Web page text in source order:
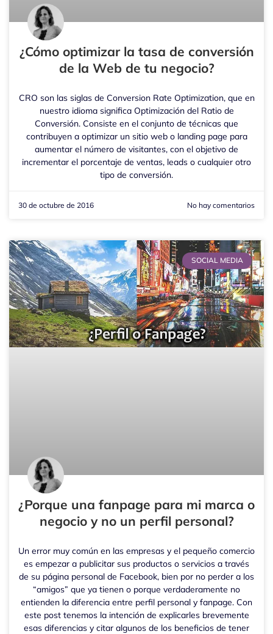
¿Cómo optimizar la tasa de conversión
de la Web de tu negocio?
CRO son las siglas de Conversion Rate Optimization, que en
nuestro idioma significa Optimización del Ratio de
Conversión. Consiste en el conjunto de técnicas que
contribuyen a optimizar un sitio web o landing page para
aumentar el número de visitantes, con el objetivo de
incrementar el porcentaje de ventas, leads o cualquier otro
tipo de conversión.
30 de octubre de 2016 No hay comentarios
SOCIAL MEDIA
¿Porque una fanpage para mi marca o
negocio y no un perfil personal?
Un error muy común en las empresas y el pequeño comercio
es empezar a publicitar sus productos o servicios a través
de su página personal de Facebook, bien por no perder a los
“amigos” que ya tienen o porque verdaderamente no
entienden la diferencia entre perfil personal y fanpage. Con
este post tenemos la intención de explicarles brevemente
esas diferencias y citar algunos de los beneficios de tener